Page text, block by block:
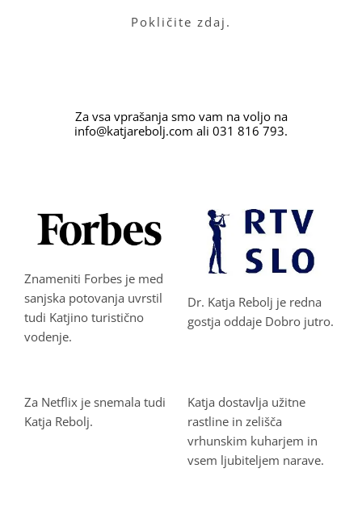
Pokličite zdaj.
Za vsa vprašanja smo vam na voljo na
info@katjarebolj.com ali 031 816 793.
Znameniti Forbes je med
sanjska potovanja uvrstil
tudi Katjino turistično
vodenje.
Dr. Katja Rebolj je redna
gostja oddaje Dobro jutro.
Za Netflix je snemala tudi
Katja Rebolj.
Katja dostavlja užitne
rastline in zelišča
vrhunskim kuharjem in
vsem ljubiteljem narave.